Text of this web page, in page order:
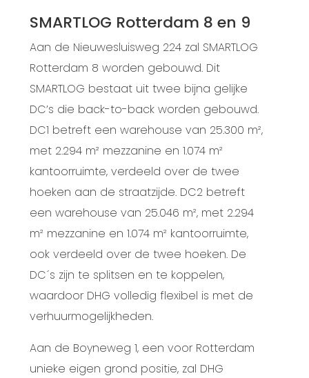
SMARTLOG Rotterdam 8 en 9
Aan de Nieuwesluisweg 224 zal SMARTLOG
Rotterdam 8 worden gebouwd. Dit
SMARTLOG bestaat uit twee bijna gelijke
DC’s die back-to-back worden gebouwd.
DC1 betreft een warehouse van 25.300 m²,
met 2.294 m² mezzanine en 1.074 m²
kantoorruimte, verdeeld over de twee
hoeken aan de straatzijde. DC2 betreft
een warehouse van 25.046 m², met 2.294
m² mezzanine en 1.074 m² kantoorruimte,
ook verdeeld over de twee hoeken. De
DC´s zijn te splitsen en te koppelen,
waardoor DHG volledig flexibel is met de
verhuurmogelijkheden.
Aan de Boyneweg 1, een voor Rotterdam
unieke eigen grond positie, zal DHG